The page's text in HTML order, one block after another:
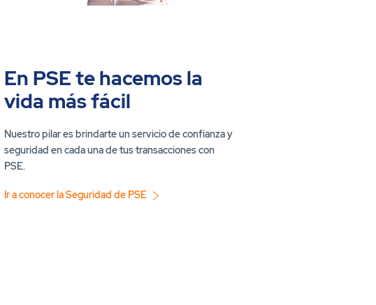
En PSE te hacemos la
vida más fácil
Nuestro pilar es brindarte un servicio de confianza y
seguridad en cada una de tus transacciones con
PSE.
Ir a conocer la Seguridad de PSE